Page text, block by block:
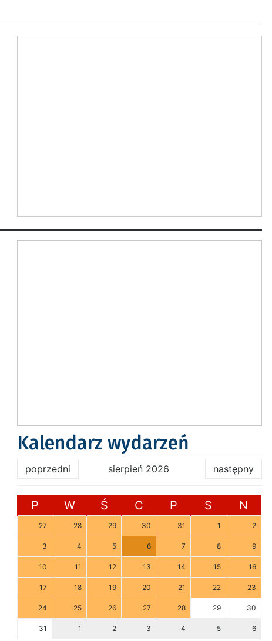
Kalendarz wydarzeń
poprzedni sierpień 2026 następny
P W Ś C P S N
27 28 29 30 31 1 2
3 4 5 6 7 8 9
10 11 12 13 14 15 16
17 18 19 20 21 22 23
24 25 26 27 28 29 30
31 1 2 3 4 5 6